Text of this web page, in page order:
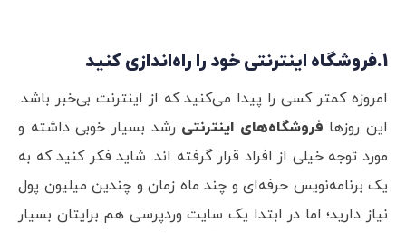
1.فروشگاه اینترنتی خود را راه‌‌اندازی کنید
امروزه کمتر کسی را پیدا می‌کنید که از اینترنت بی‌خبر باشد.
این روزها فروشگاه‌های اینترنتی رشد بسیار خوبی داشته و
مورد توجه خیلی از افراد قرار گرفته اند. شاید فکر کنید که به
یک برنامه‌نویس حرفه‌ای و چند ماه زمان و چندین میلیون پول
نیاز دارید؛ اما در ابتدا یک سایت وردپرسی هم برایتان بسیار